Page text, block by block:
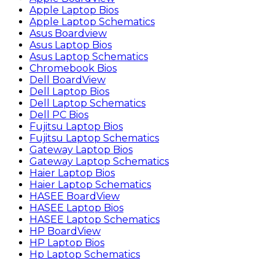
Apple Laptop Bios
Apple Laptop Schematics
Asus Boardview
Asus Laptop Bios
Asus Laptop Schematics
Chromebook Bios
Dell BoardView
Dell Laptop Bios
Dell Laptop Schematics
Dell PC Bios
Fujitsu Laptop Bios
Fujitsu Laptop Schematics
Gateway Laptop Bios
Gateway Laptop Schematics
Haier Laptop Bios
Haier Laptop Schematics
HASEE BoardView
HASEE Laptop Bios
HASEE Laptop Schematics
HP BoardView
HP Laptop Bios
Hp Laptop Schematics